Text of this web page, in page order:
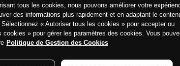
tous les cookies, nous pouvons améliorer votre
des informations plus rapidement et en adaptant le
« Autoriser tous les cookies » pour accepter ou
cookies » pour gérer les paramètres des cookies. Vous
Politique de Gestion des Cookies